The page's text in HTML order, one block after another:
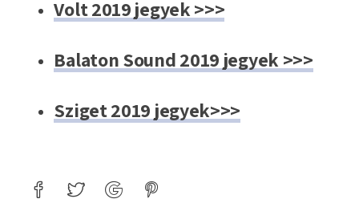
Volt 2019 jegyek >>>
Balaton Sound 2019 jegyek >>>
Sziget 2019 jegyek>>>